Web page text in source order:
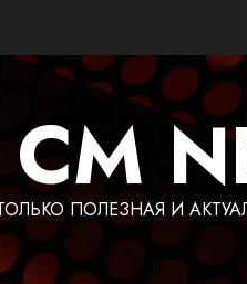
CM
ПОЛЕЗНАЯ И